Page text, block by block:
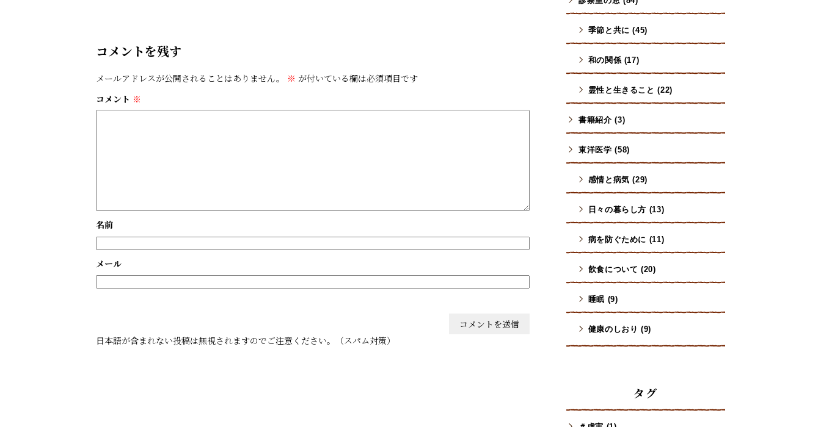
コメントを残す
メールアドレスが公開されることはありません。 ※ が付いている欄は必須項目です
コメント ※
名前
メール
日本語が含まれない投稿は無視されますのでご注意ください。（スパム対策）
季節と共に (45)
和の関係 (17)
霊性と生きること (22)
書籍紹介 (3)
東洋医学 (58)
感情と病気 (29)
日々の暮らし方 (13)
病を防ぐために (11)
飮食について (20)
睡眠 (9)
健康のしおり (9)
タグ